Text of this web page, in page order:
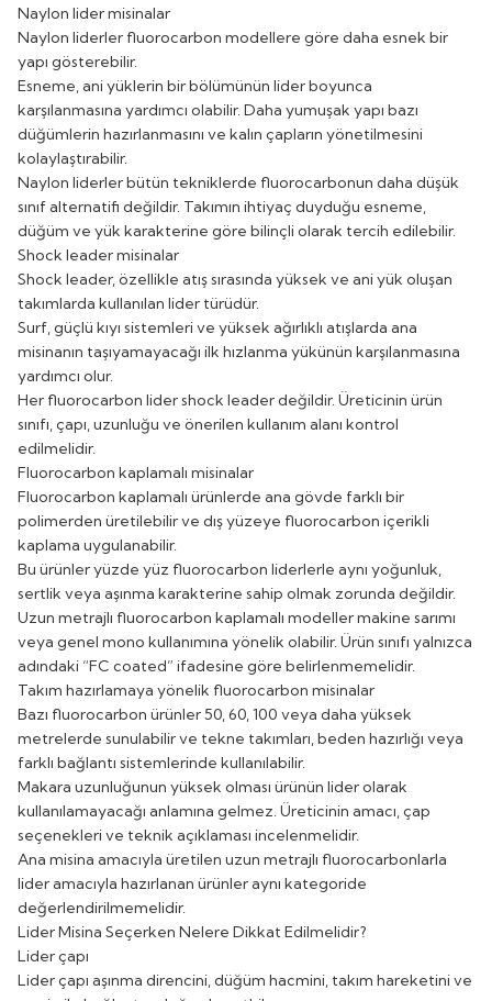
Naylon lider misinalar
Naylon liderler fluorocarbon modellere göre daha esnek bir
yapı gösterebilir.
Esneme, ani yüklerin bir bölümünün lider boyunca
karşılanmasına yardımcı olabilir. Daha yumuşak yapı bazı
düğümlerin hazırlanmasını ve kalın çapların yönetilmesini
kolaylaştırabilir.
Naylon liderler bütün tekniklerde fluorocarbonun daha düşük
sınıf alternatifi değildir. Takımın ihtiyaç duyduğu esneme,
düğüm ve yük karakterine göre bilinçli olarak tercih edilebilir.
Shock leader misinalar
Shock leader, özellikle atış sırasında yüksek ve ani yük oluşan
takımlarda kullanılan lider türüdür.
Surf, güçlü kıyı sistemleri ve yüksek ağırlıklı atışlarda ana
misinanın taşıyamayacağı ilk hızlanma yükünün karşılanmasına
yardımcı olur.
Her fluorocarbon lider shock leader değildir. Üreticinin ürün
sınıfı, çapı, uzunluğu ve önerilen kullanım alanı kontrol
edilmelidir.
Fluorocarbon kaplamalı misinalar
Fluorocarbon kaplamalı ürünlerde ana gövde farklı bir
polimerden üretilebilir ve dış yüzeye fluorocarbon içerikli
kaplama uygulanabilir.
Bu ürünler yüzde yüz fluorocarbon liderlerle aynı yoğunluk,
sertlik veya aşınma karakterine sahip olmak zorunda değildir.
Uzun metrajlı fluorocarbon kaplamalı modeller makine sarımı
veya genel mono kullanımına yönelik olabilir. Ürün sınıfı yalnızca
adındaki “FC coated” ifadesine göre belirlenmemelidir.
Takım hazırlamaya yönelik fluorocarbon misinalar
Bazı fluorocarbon ürünler 50, 60, 100 veya daha yüksek
metrelerde sunulabilir ve tekne takımları, beden hazırlığı veya
farklı bağlantı sistemlerinde kullanılabilir.
Makara uzunluğunun yüksek olması ürünün lider olarak
kullanılamayacağı anlamına gelmez. Üreticinin amacı, çap
seçenekleri ve teknik açıklaması incelenmelidir.
Ana misina amacıyla üretilen uzun metrajlı fluorocarbonlarla
lider amacıyla hazırlanan ürünler aynı kategoride
değerlendirilmemelidir.
Lider Misina Seçerken Nelere Dikkat Edilmelidir?
Lider çapı
Lider çapı aşınma direncini, düğüm hacmini, takım hareketini ve